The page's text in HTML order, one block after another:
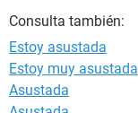
Consulta también:
Estoy asustada
Estoy muy asustada
Asustada